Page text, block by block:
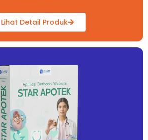
Lihat Detail Produk